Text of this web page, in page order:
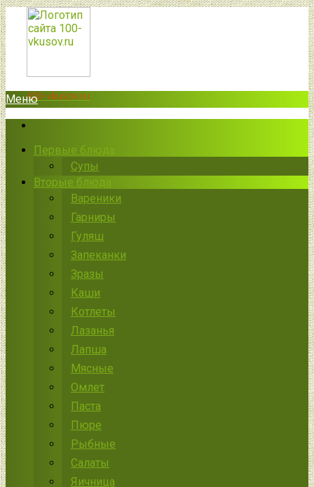
100-vkusov.ru
Меню
Первые блюда
Супы
Вторые блюда
Вареники
Гарниры
Гуляш
Запеканки
Зразы
Каши
Котлеты
Лазанья
Лапша
Мясные
Омлет
Паста
Пюре
Рыбные
Салаты
Яичница